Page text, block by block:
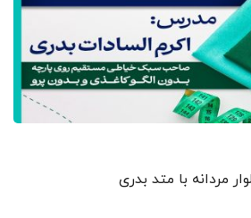
مردانه با متد بدری